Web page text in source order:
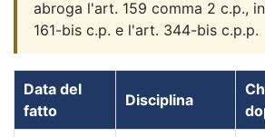
abroga l'art. 159 comma 2 c.p.,
161-bis c.p. e l'art. 344-bis c.p.p.
Data del
fatto
Disciplina